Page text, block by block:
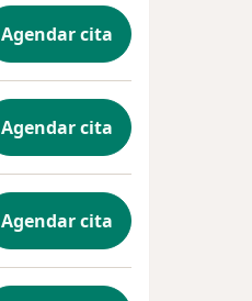
Agendar cita
Agendar cita
Agendar cita